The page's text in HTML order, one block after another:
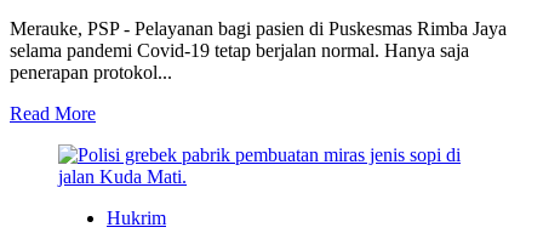
Merauke, PSP - Pelayanan bagi pasien di Puskesmas Rimba Jaya
selama pandemi Covid-19 tetap berjalan normal. Hanya saja
penerapan protokol...
Read MoreRead
about
Kasus
19
Hukrim